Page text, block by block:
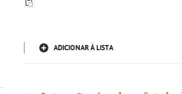
ADICIONAR À LISTA